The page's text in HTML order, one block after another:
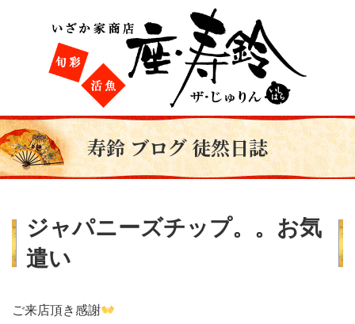
寿鈴 ブログ 徒然日誌
ジャパニーズチップ。。お気
遣い
ご来店頂き感謝